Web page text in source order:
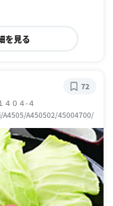
を見る
４０４-４
A450502/45004700/
72